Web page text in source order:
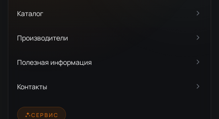
Каталог
Производители
Полезная информация
Контакты
СЕРВИС